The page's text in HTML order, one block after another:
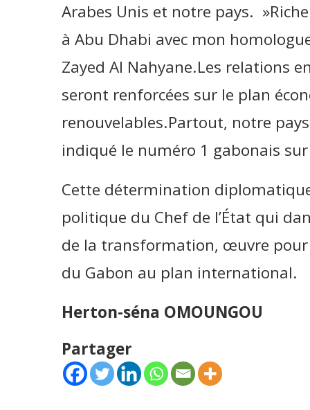
Arabes Unis et notre pays.
à Abu Dhabi avec mon
Zayed Al Nahyane.Les relations
seront renforcées sur le plan
renouvelables.Partout, notre
indiqué le numéro 1 gabonais
Cette détermination
politique du Chef de l’État qui
de la transformation, œuvre
du Gabon au plan international.
Herton-séna OMOUNGOU
Partager